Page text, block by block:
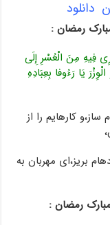
دانلود
رمضان :
فِیهِ مِنَ الْعُسْرِ إِلَى
یَا رَءُوفا بِعِبَادِهِ
کارهایم را از
بریز،اى مهربان به
رمضان :